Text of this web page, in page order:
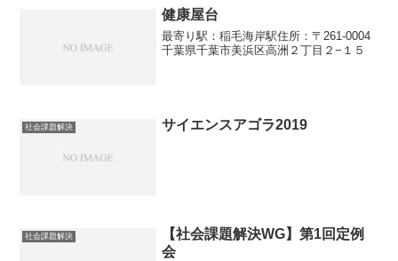
健康屋台
最寄り駅：稲毛海岸駅住所：〒261-0004
千葉県千葉市美浜区高洲２丁目２−１５
社会課題解決 サイエンスアゴラ2019
社会課題解決
【社会課題解決WG】第1回定例
会